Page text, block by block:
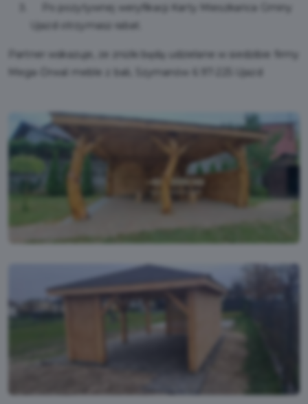
Po pozytywnej weryfikacji Karty Mieszkańca Gminy
Ujazd otrzymasz rabat.
Partner wskazuje, że zniżki będą udzielane w siedzibie firmy
Mega-Drwal meble z bali, Szymanów 6 97-225 Ujazd